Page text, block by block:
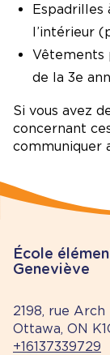
Espadrilles
l’intérieur
Vêtements
de la 3e
Si vous avez
concernant
communiquer
École
Geneviève
2198, rue Arch
Ottawa, ON
+16137339729